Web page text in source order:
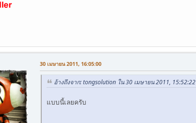
30 เมษายน 2011, 16:05:00
อ้างถึงจาก: tongsolution ใน 30 เมษายน 2011, 15:52:22
แบบนี้เลยครับ